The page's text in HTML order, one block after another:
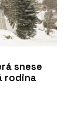
snese
rodina